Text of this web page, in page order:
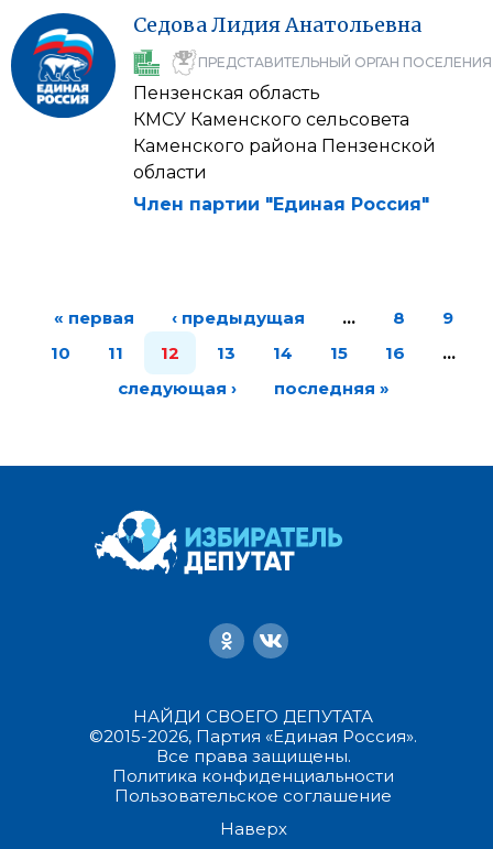
СедоваЛидияАнатольевна
ПРЕДСТАВИТЕЛЬНЫЙ ОРГАН ПОСЕЛЕНИЯ
Пензенская область
КМСУ Каменского сельсовета
Каменского района Пензенской
области
Член партии "Единая Россия"
« первая ‹ предыдущая … 8
9
10
11 12 13 14 15 16
…
следующая ›
последняя »
НАЙДИ СВОЕГО ДЕПУТАТА
©2015-2026, Партия «Единая Россия».
Все права защищены.
Политика конфиденциальности
Пользовательское соглашение
Наверх